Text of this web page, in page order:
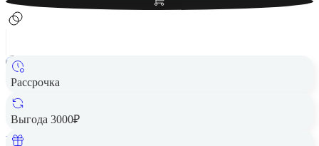
Рассрочка
Выгода 3000₽
Смарт-часы HUAWEI Watch GT 5 46mm Black EU
12 990 ₽
Вернем до